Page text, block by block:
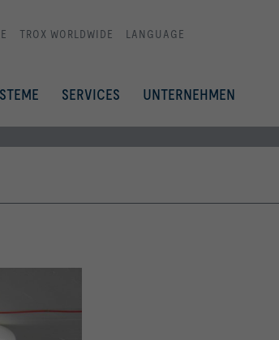
TROX WORLDWIDE LANGUAGE
SERVICES UNTERNEHMEN